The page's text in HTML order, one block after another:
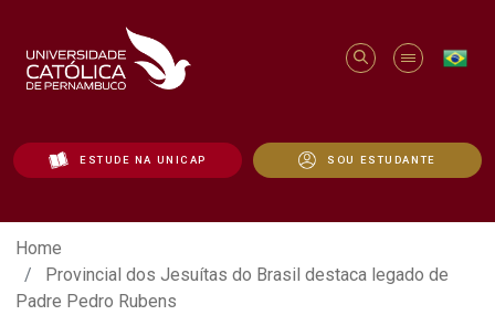
ESTUDE NA UNICAP SOU ESTUDANTE
Provincial dos Jesuítas do Brasil
Home
Provincial dos Jesuítas do Brasil destaca legado de
Padre Pedro Rubens